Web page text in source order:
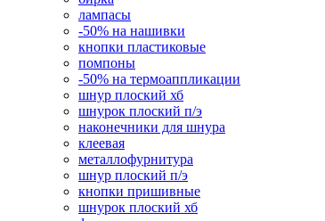
лампасы
-50% на нашивки
кнопки пластиковые
помпоны
-50% на термоаппликации
шнур плоский хб
шнурок плоский п/э
наконечники для шнура
клеевая
металлофурнитура
шнур плоский п/э
кнопки пришивные
шнурок плоский хб